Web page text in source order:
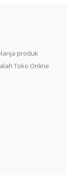
produk
Toko Online